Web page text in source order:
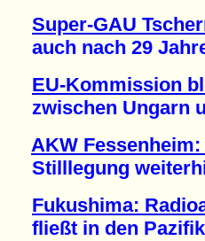
Super-GAU
auch nach 29
EU-Kommission
zwischen Ungarn
AKW
Stilllegung
Fukushima:
fließt in den Pazifik